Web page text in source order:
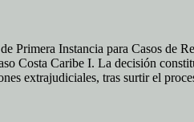
Primera Instancia para Casos de
Costa Caribe I. La decisión
extrajudiciales, tras surtir el